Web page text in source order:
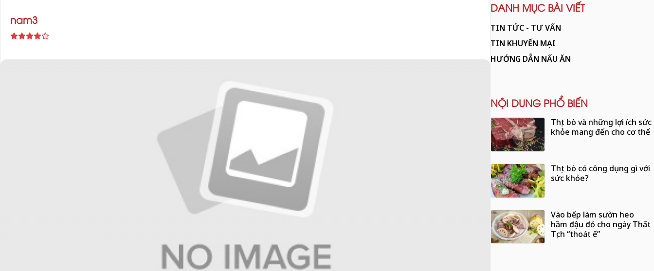
nam3
DANH MỤC BÀI VIẾT
TIN TỨC - TƯ VẤN
TIN KHUYẾN MẠI
HƯỚNG DẪN NẤU ĂN
NỘI DUNG PHỔ BIẾN
Thịt bò và những lợi ích sức
khỏe mang đến cho cơ thể
Thịt bò có công dụng gì với
sức khỏe?
Vào bếp làm sườn heo
hầm đậu đỏ cho ngày Thất
Tịch “thoát ế”